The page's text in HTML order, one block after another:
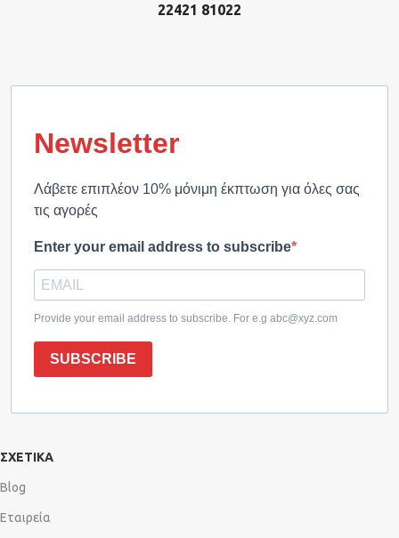
22421 81022
Newsletter
Λάβετε επιπλέον 10% μόνιμη έκπτωση για όλες σας
τις αγορές
Enter your email address to subscribe
Provide your email address to subscribe. For e.g abc@xyz.com
SUBSCRIBE
ΣΧΕΤΙΚΑ
Blog
Εταιρεία